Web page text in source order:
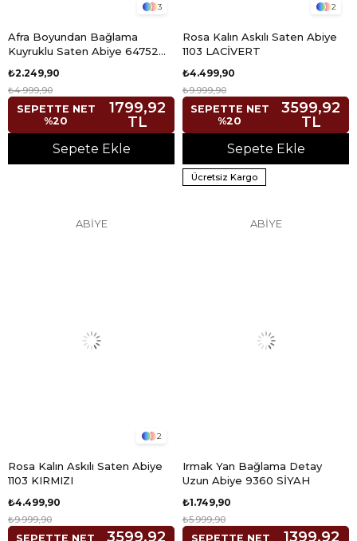
3
Afra Boyundan Bağlama
Kuyruklu Saten Abiye 64752
₺2.249,90
₺4.999,90
SEPETTE NET
%20
1799,92
TL
Sepete Ekle
2
Rosa Kalın Askılı Saten Abiye
1103 LACİVERT
₺4.499,90
₺9.999,90
SEPETTE NET
%20
3599,92
TL
Sepete Ekle
Ücretsiz Kargo
ABİYE
2
Rosa Kalın Askılı Saten Abiye
1103 KIRMIZI
₺4.499,90
₺9.999,90
SEPETTE NET 3599,92
ABİYE
Irmak Yan Bağlama Detay
Uzun Abiye 9360 SİYAH
₺1.749,90
₺5.999,90
SEPETTE NET 1399,92